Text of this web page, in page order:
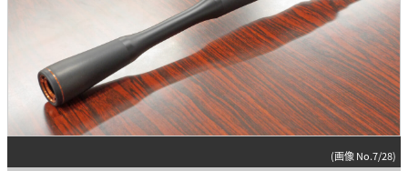
(画像 No.7/28)